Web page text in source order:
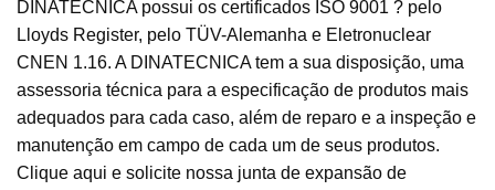
DINATECNICA possui os certificados ISO 9001 ? pelo
Lloyds Register, pelo TÜV-Alemanha e Eletronuclear
CNEN 1.16. A DINATECNICA tem a sua disposição, uma
assessoria técnica para a especificação de produtos mais
adequados para cada caso, além de reparo e a inspeção e
manutenção em campo de cada um de seus produtos.
Clique aqui e solicite nossa junta de expansão de